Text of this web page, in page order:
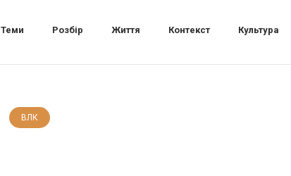
Теми Розбір Життя Контекст Культура
ВЛК